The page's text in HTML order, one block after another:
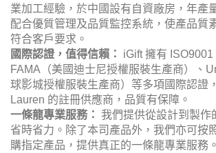
業加工經驗，於中國設有自資廠房，年產
配合優質管理及品質監控系統，使產品質
符合客戶要求。
國際認證，值得信賴：
iGift擁有 ISO9001
FAMA（美國迪士尼授權服裝生產商）、
球影城授權服裝生產商）等多項國際認證
Lauren 的註冊供應商，品質有保障。
一條龍專業服務： 我們提供從設計到製作
省時省力。除了本司產品外，我們亦可按
購指定產品，提供真正的一條龍專業服務。